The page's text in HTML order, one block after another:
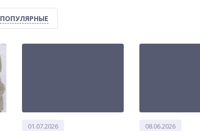
ПОПУЛЯРНЫЕ
01.07.2026 08.06.2026